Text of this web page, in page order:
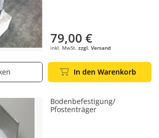
79,00 €
inkl. MwSt. zzgl. Versand
In den Warenkorb
Bodenbefestigung/
Pfostenträger